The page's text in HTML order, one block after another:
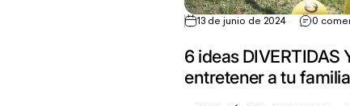
13 de junio de 2024 0
6 ideas DIVERTIDAS
entretener a tu